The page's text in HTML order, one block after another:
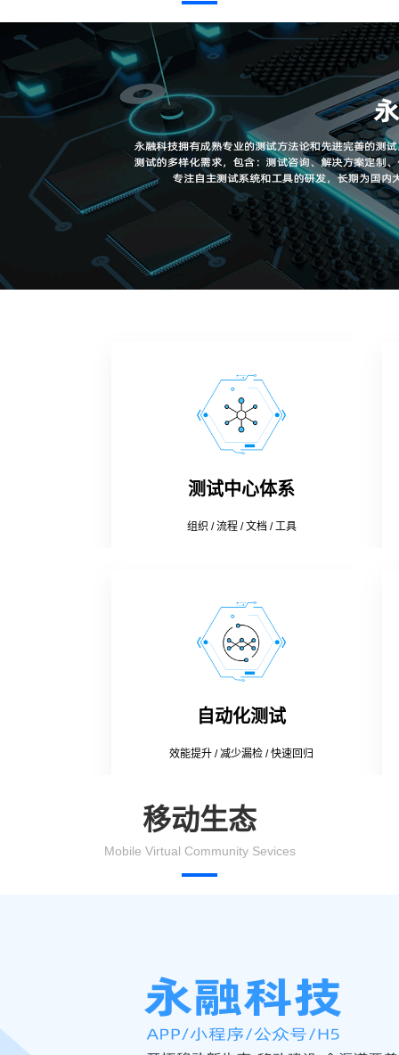
测试中心体系
组织 / 流程 / 文档 / 工具
自动化测试
效能提升 / 减少漏检 / 快速回归
移动生态
Mobile Virtual Community Sevices